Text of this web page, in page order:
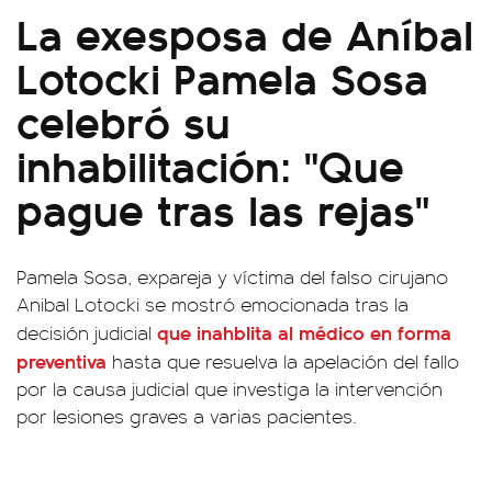
La exesposa de Aníbal
Lotocki Pamela Sosa
celebró su
inhabilitación: "Que
pague tras las rejas"
Pamela Sosa, expareja y víctima del falso cirujano
Anibal Lotocki se mostró emocionada tras la
decisión judicial que inahblita al médico en forma
preventiva hasta que resuelva la apelación del fallo
por la causa judicial que investiga la intervención
por lesiones graves a varias pacientes.